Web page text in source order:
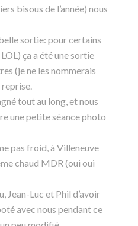
bisous de l’année) nous
sortie: pour certains
ça a été une sortie
(je ne les nommerais
reprise.
tout au long, et nous
une petite séance photo
pas froid, à Villeneuve
chaud MDR (oui oui
Jean-Luc et Phil d’avoir
avec nous pendant ce